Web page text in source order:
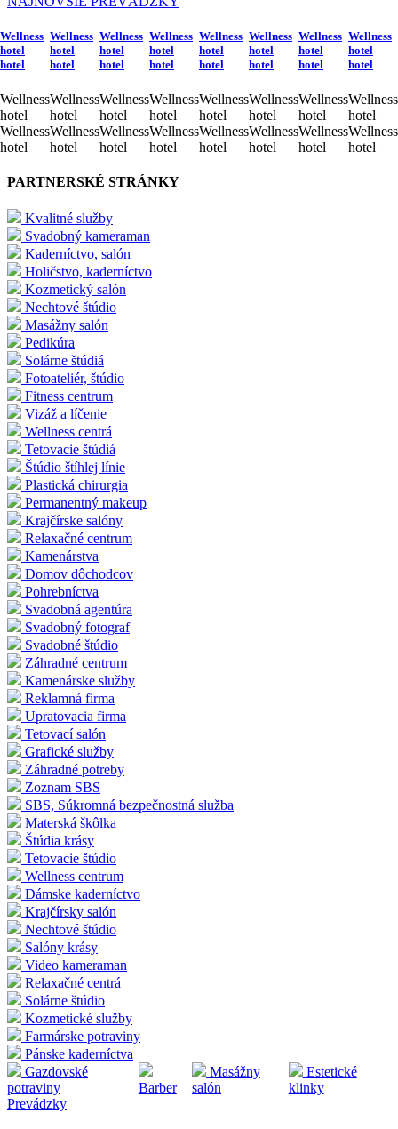
Wellness
hotel
hotel
Wellness
hotel
Wellness
hotel
Wellness
hotel
hotel
Wellness
hotel
Wellness
hotel
Wellness
hotel
hotel
Wellness
hotel
Wellness
hotel
Wellness
hotel
hotel
Wellness
hotel
Wellness
hotel
Wellness
hotel
hotel
Wellness
hotel
Wellness
hotel
Wellness
hotel
hotel
Wellness
hotel
Wellness
hotel
Wellness
hotel
hotel
Wellness
hotel
Wellness
hotel
Wellness
hotel
hotel
Wellness
hotel
Wellness
hotel
PARTNERSKÉ STRÁNKY
Kvalitné služby
Svadobný kameraman
Kaderníctvo, salón
Holičstvo, kaderníctvo
Kozmetický salón
Nechtové štúdio
Masážny salón
Pedikúra
Solárne štúdiá
Fotoateliér, štúdio
Fitness centrum
Vizáž a líčenie
Wellness centrá
Tetovacie štúdiá
Štúdio štíhlej línie
Plastická chirurgia
Permanentný makeup
Krajčírske salóny
Relaxačné centrum
Kamenárstva
Domov dôchodcov
Pohrebníctva
Svadobná agentúra
Svadobný fotograf
Svadobné štúdio
Záhradné centrum
Kamenárske služby
Reklamná firma
Upratovacia firma
Tetovací salón
Grafické služby
Záhradné potreby
Zoznam SBS
SBS, Súkromná bezpečnostná služba
Materská škôlka
Štúdia krásy
Tetovacie štúdio
Wellness centrum
Dámske kaderníctvo
Krajčírsky salón
Nechtové štúdio
Salóny krásy
Video kameraman
Relaxačné centrá
Solárne štúdio
Kozmetické služby
Farmárske potraviny
Pánske kaderníctva
Gazdovské
potraviny
Barber
Masážny
salón
Estetické
klinky
Prevádzky